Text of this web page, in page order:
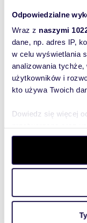
Odpowiedzialne
Wraz z naszymi
dane, np. adres IP,
w celu wyświetlania
analizowania
użytkowników i
kto używa Twoich
Dowiedz się więcej
szczegółów. W
wycofać swoją
aby oferować
witrynie. Informacje
analitycznym.